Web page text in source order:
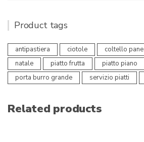
Product tags
antipastiera ciotole coltello pane
natale
piatto frutta
piatto piano
porta burro grande
servizio piatti
Related products